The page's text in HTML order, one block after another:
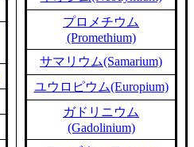
プロメチウム
(Promethium)
サマリウム(Samarium)
ユウロピウム(Europium)
ガドリニウム
(Gadolinium)